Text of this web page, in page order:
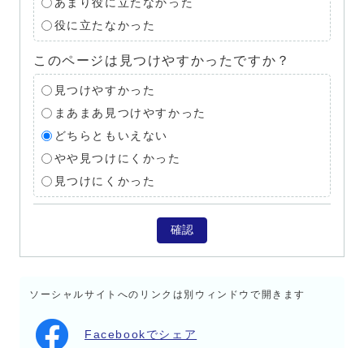
あまり役に立たなかった
役に立たなかった
このページは見つけやすかったですか？
見つけやすかった
まあまあ見つけやすかった
どちらともいえない
やや見つけにくかった
見つけにくかった
確認
ソーシャルサイトへのリンクは別ウィンドウで開きます
Facebookでシェア